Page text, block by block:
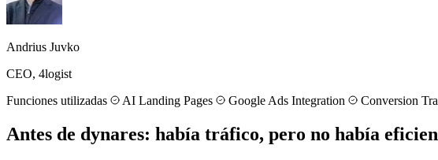
Andrius Juvko
CEO, 4logist
Funciones utilizadas
AI Landing Pages Google Ads Integration Conversion
Antes de dynares: había tráfico, pero no había